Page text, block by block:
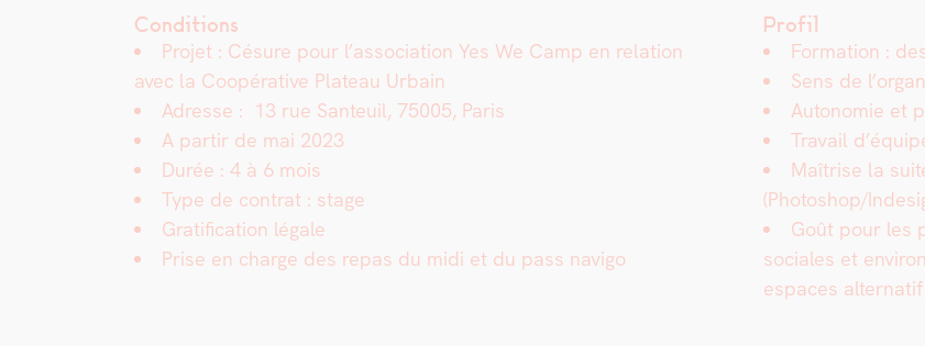
Conditions
Pro­jet : Césure pour l’association Yes We Camp en rela­tion
avec la Coopéra­tive Plateau Urbain
Adresse : 13 rue San­teuil, 75005, Paris
A par­tir de mai 2023
Durée : 4 à 6 mois
Type de con­trat : stage
Grat­i­fi­ca­tion légale
Prise en charge des repas du midi et du pass nav­i­go
Profil
For­ma­tion :
Sens de
Autonomie et
Tra­vail
Maîtrise la
(Photoshop/
Goût pour les
sociales et
espaces